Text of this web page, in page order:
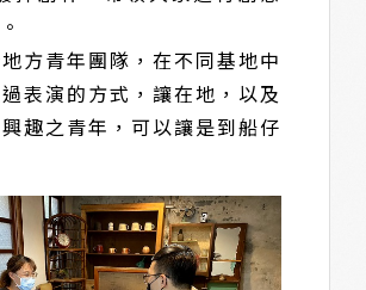
方青年團隊，在不同基地中
表演的方式，讓在地，以及
趣之青年，可以讓是到船仔